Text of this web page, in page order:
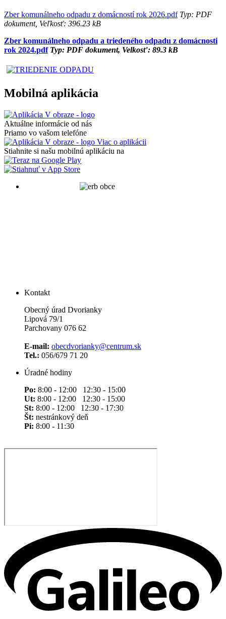
Zber komunálneho odpadu z domácností rok 2026.pdfTyp: PDF
dokument, Veľkosť: 396.23 kB
Zber komunálneho odpadu a triedeného odpadu z domácnosti
rok 2024.pdfTyp: PDF dokument, Velkosť: 89.3 kB
Mobilná aplikácia
Aktuálne informácie od nás
Priamo vo vašom telefóne
Viac o aplikácii
Stiahnite si našu mobilnú aplikáciu na
Kontakt
Obecný úrad Dvorianky
Lipová 79/1
Parchovany 076 62
E-mail: obecdvorianky@centrum.sk
Tel.: 056/679 71 20
Úradné hodiny
Po: 8:00 - 12:00 12:30 - 15:00
Ut: 8:00 - 12:00 12:30 - 15:00
St: 8:00 - 12:00 12:30 - 17:30
Št: nestránkový deň
Pi: 8:00 - 11:30